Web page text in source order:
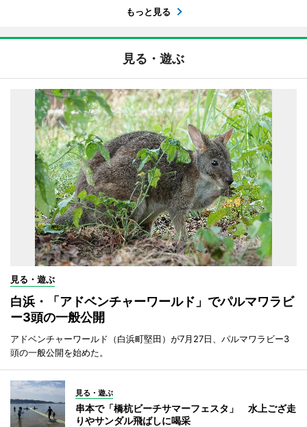
もっと見る
見る・遊ぶ
見る・遊ぶ
白浜・「アドベンチャーワールド」でパルマワラビ
ー3頭の一般公開
アドベンチャーワールド（白浜町堅田）が7月27日、パルマワラビー3
頭の一般公開を始めた。
見る・遊ぶ
串本で「橋杭ビーチサマーフェスタ」 水上ござ走
りやサンダル飛ばしに喝采